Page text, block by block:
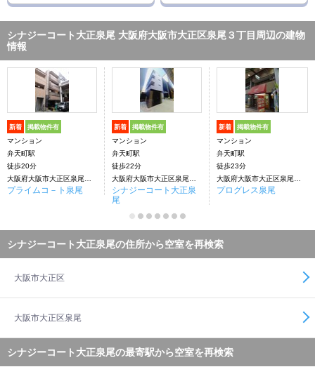
シナジーコート大正泉尾 大阪府大阪市大正区泉尾３丁目周辺の建物
情報
新着 掲載物件有
マンション
弁天町駅
徒歩20分
プライムコ－ト泉尾
新着 掲載物件有
マンション
弁天町駅
徒歩22分
シナジーコート大正泉
尾
新着 掲載物件有
マンション
弁天町駅
徒歩23分
プログレス泉尾
シナジーコート大正泉尾の住所から空室を再検索
大阪市大正区
大阪市大正区泉尾
シナジーコート大正泉尾の最寄駅から空室を再検索